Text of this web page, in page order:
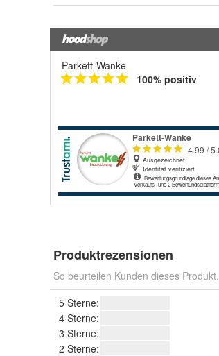
Parkett-Wanke
100% positiv
Produktrezensionen
So beurteilen Kunden dieses Produkt.
5 Sterne:
4 Sterne:
3 Sterne:
2 Sterne: